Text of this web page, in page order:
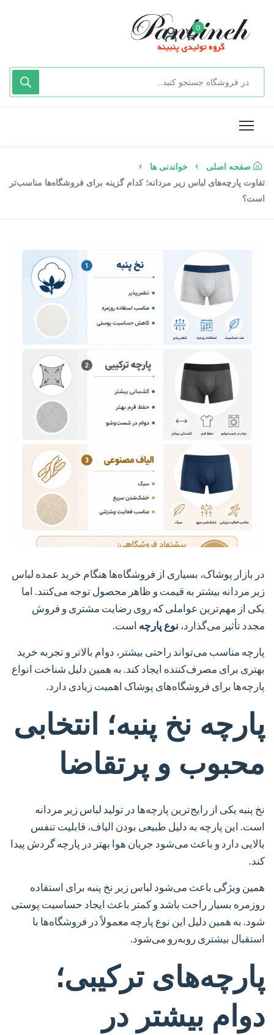
0
صفحه اصلی
خواندنی ها
تفاوت پارچه‌های لباس زیر مردانه؛ کدام گزینه برای فروشگاه‌ها مناسب‌تر
است؟
در بازار پوشاک، بسیاری از فروشگاه‌ها هنگام خرید عمده لباس
زیر مردانه بیشتر به قیمت و ظاهر محصول توجه می‌کنند. اما
یکی از مهم‌ترین عواملی که روی رضایت مشتری و فروش
مجدد تأثیر می‌گذارد، نوع پارچه است.
پارچه مناسب می‌تواند راحتی بیشتر، دوام بالاتر و تجربه خرید
بهتری برای مصرف‌کننده ایجاد کند. به همین دلیل شناخت انواع
پارچه‌ها برای فروشگاه‌های پوشاک اهمیت زیادی دارد.
پارچه نخ پنبه؛ انتخابی
محبوب و پرتقاضا
نخ پنبه یکی از رایج‌ترین پارچه‌ها در تولید لباس زیر مردانه
است. این پارچه به دلیل طبیعی بودن الیاف، قابلیت تنفس
بالایی دارد و باعث می‌شود جریان هوا بهتر در پارچه گردش پیدا
کند.
همین ویژگی باعث می‌شود لباس زیر نخ پنبه برای استفاده
روزمره بسیار راحت باشد و کمتر باعث ایجاد حساسیت پوستی
شود. به همین دلیل این نوع پارچه معمولاً در فروشگاه‌ها با
استقبال بیشتری روبه‌رو می‌شود.
پارچه‌های ترکیبی؛
دوام بیشتر در